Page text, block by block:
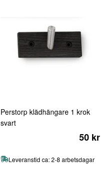
Perstorp klädhängare 1 krok
svart
50 kr
Leveranstid ca: 2-8 arbetsdagar